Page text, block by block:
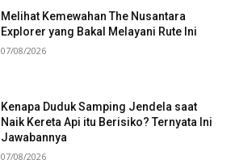
Melihat Kemewahan The Nusantara
Explorer yang Bakal Melayani Rute Ini
07/08/2026
Kenapa Duduk Samping Jendela saat
Naik Kereta Api itu Berisiko? Ternyata Ini
Jawabannya
07/08/2026